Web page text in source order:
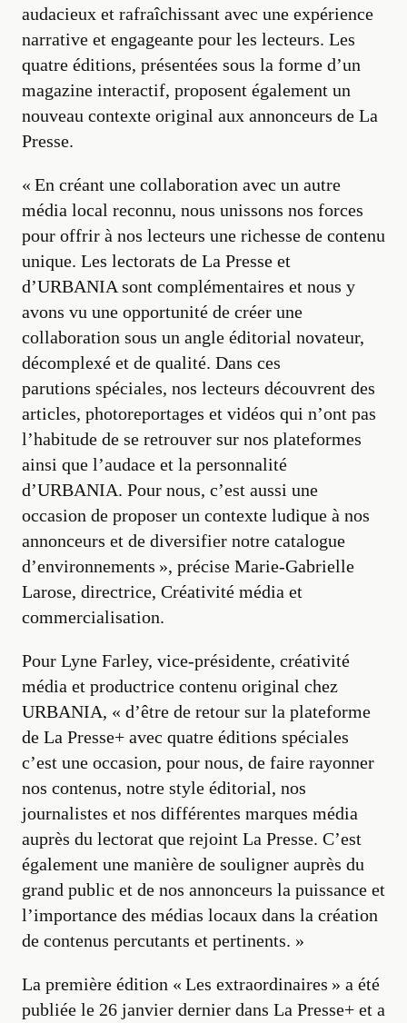
audacieux et rafraîchissant avec une expérience
narrative et engageante pour les lecteurs. Les
quatre éditions, présentées sous la forme d’un
magazine interactif, proposent également un
nouveau contexte original aux annonceurs de La
Presse.
« En créant une collaboration avec un autre
média local reconnu, nous unissons nos forces
pour offrir à nos lecteurs une richesse de contenu
unique. Les lectorats de La Presse et
d’URBANIA sont complémentaires et nous y
avons vu une opportunité de créer une
collaboration sous un angle éditorial novateur,
décomplexé et de qualité. Dans ces
parutions spéciales, nos lecteurs découvrent des
articles, photoreportages et vidéos qui n’ont pas
l’habitude de se retrouver sur nos plateformes
ainsi que l’audace et la personnalité
d’URBANIA. Pour nous, c’est aussi une
occasion de proposer un contexte ludique à nos
annonceurs et de diversifier notre catalogue
d’environnements », précise Marie-Gabrielle
Larose, directrice, Créativité média et
commercialisation.
Pour Lyne Farley, vice-présidente, créativité
média et productrice contenu original chez
URBANIA, « d’être de retour sur la plateforme
de La Presse+ avec quatre éditions spéciales
c’est une occasion, pour nous, de faire rayonner
nos contenus, notre style éditorial, nos
journalistes et nos différentes marques média
auprès du lectorat que rejoint La Presse. C’est
également une manière de souligner auprès du
grand public et de nos annonceurs la puissance et
l’importance des médias locaux dans la création
de contenus percutants et pertinents. »
La première édition « Les extraordinaires » a été
publiée le 26 janvier dernier dans La Presse+ et a